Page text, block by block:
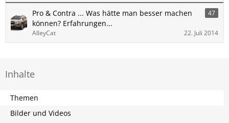
Pro & Contra ... Was hätte man besser machen
können? Erfahrungen...
47
AlleyCat 22. Juli 2014
Inhalte
Themen
Bilder und Videos